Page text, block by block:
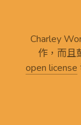
Charley
作，而且
open license